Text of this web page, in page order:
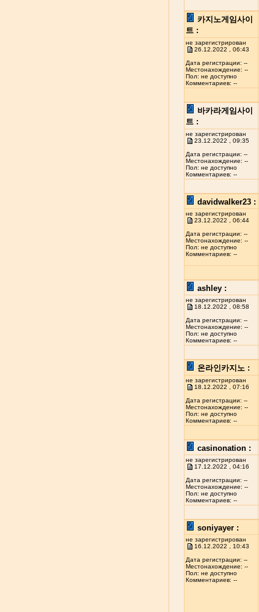
카지노게임사이
트 :
не зарегистрирован
26.12.2022 , 06:43
Дата регистрации: --
Местонахождение: --
Пол: не доступно
Комментариев: --
바카라게임사이
트 :
не зарегистрирован
23.12.2022 , 09:35
Дата регистрации: --
Местонахождение: --
Пол: не доступно
Комментариев: --
davidwalker23 :
не зарегистрирован
23.12.2022 , 06:44
Дата регистрации: --
Местонахождение: --
Пол: не доступно
Комментариев: --
ashley :
не зарегистрирован
18.12.2022 , 08:58
Дата регистрации: --
Местонахождение: --
Пол: не доступно
Комментариев: --
온라인카지노 :
не зарегистрирован
18.12.2022 , 07:16
Дата регистрации: --
Местонахождение: --
Пол: не доступно
Комментариев: --
casinonation :
не зарегистрирован
17.12.2022 , 04:16
Дата регистрации: --
Местонахождение: --
Пол: не доступно
Комментариев: --
soniyayer :
не зарегистрирован
16.12.2022 , 10:43
Дата регистрации: --
Местонахождение: --
Пол: не доступно
Комментариев: --